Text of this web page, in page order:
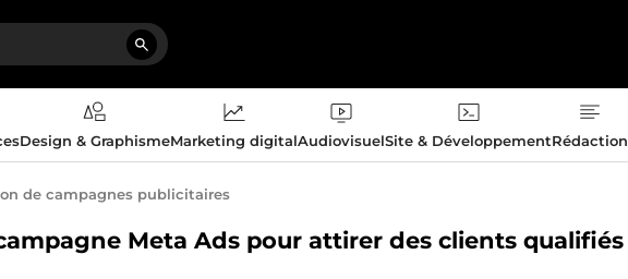
Design & GraphismeMarketing digitalAudiovisuelSite & DéveloppementRédaction
de campagnes publicitaires
Meta Ads pour attirer des clients qualifiés